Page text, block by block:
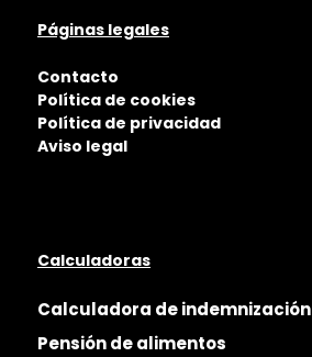
Páginas legales
Contacto
Política de cookies
Política de privacidad
Aviso legal
Calculadoras
Calculadora de indemnización
Pensión de alimentos